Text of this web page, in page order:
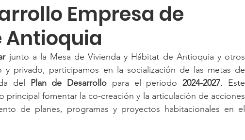
Empresa de
Antioquia
junto a la Mesa de Vivienda y Hábitat de Antioquia y otros
privado, participamos en la socialización de las metas de
del
Plan de Desarrollo para el periodo 2024-2027. Este
fomentar la co-creación y la articulación de acciones
de planes, programas y proyectos habitacionales en el